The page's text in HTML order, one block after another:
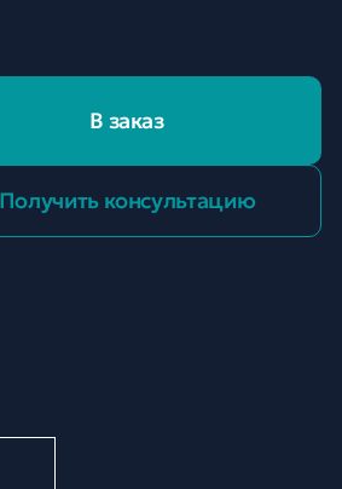
В заказ
Получить консультацию